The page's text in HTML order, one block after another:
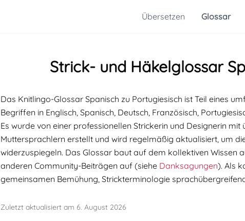
Übersetzen Glossar
Strick- und Häkelglossar
Das Knitlingo-Glossar Spanisch zu Portugiesisch ist Teil eines
Begriffen in Englisch, Spanisch, Deutsch, Französisch,
Es wurde von einer professionellen Strickerin und Designerin
Muttersprachlern erstellt und wird regelmäßig aktualisiert, um
widerzuspiegeln. Das Glossar baut auf dem kollektiven Wissen
anderen Community-Beiträgen auf (siehe Danksagungen). Als
gemeinsamen Bemühung, Strickterminologie
Zuletzt aktualisiert am 6. August 2026